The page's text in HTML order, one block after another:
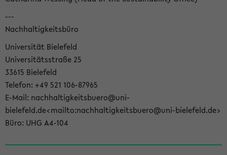
---
Nachhaltigkeitsbüro
Universität Bielefeld
Universitätsstraße 25
33615 Bielefeld
Telefon: +49 521 106-87965
E-Mail: nachhaltigkeitsbuero@uni-
bielefeld.de<mailto:nachhaltigkeitsbuero@uni-bielefeld.de>
Büro: UHG A4-104